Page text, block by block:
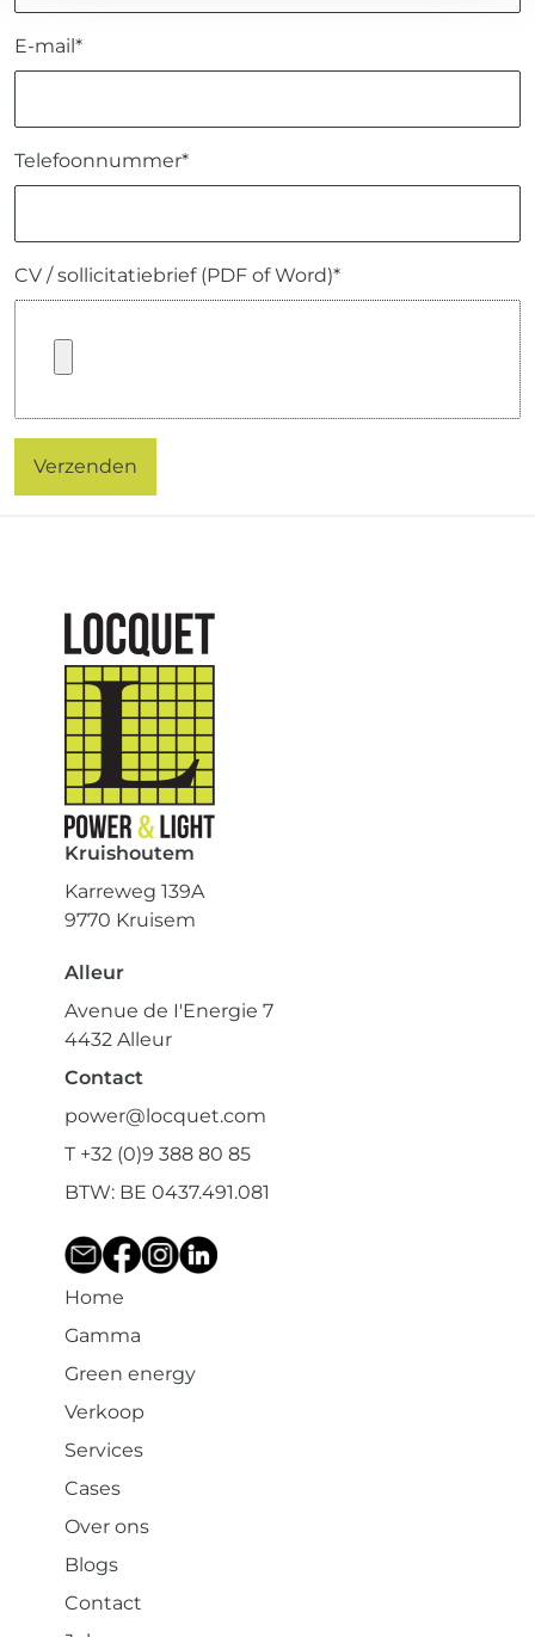
E-mail*
Telefoonnummer*
CV / sollicitatiebrief (PDF of Word)*
Kruishoutem
Karreweg 139A
9770 Kruisem
Alleur
Avenue de I'Energie 7
4432 Alleur
Contact
power@locquet.com
T +32 (0)9 388 80 85
BTW: BE 0437.491.081
Home
Gamma
Green energy
Verkoop
Services
Cases
Over ons
Blogs
Contact